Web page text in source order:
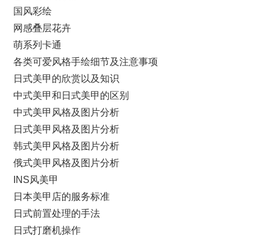
国风彩绘
网感叠层花卉
萌系列卡通
各类可爱风格手绘细节及注意事项
日式美甲的欣赏以及知识
中式美甲和日式美甲的区别
中式美甲风格及图片分析
日式美甲风格及图片分析
韩式美甲风格及图片分析
俄式美甲风格及图片分析
INS风美甲
日本美甲店的服务标准
日式前置处理的手法
日式打磨机操作